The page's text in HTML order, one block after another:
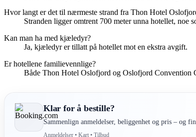
Hvor langt er det til nærmeste strand fra Thon Hotel
Stranden ligger omtrent 700 meter unna hotellet, noe
Kan man ha med kjæledyr?
Ja, kjæledyr er tillatt på hotellet mot en ekstra avgift.
Er hotellene familievennlige?
Både Thon Hotel Oslofjord og Oslofjord Convention
Klar for å bestille?
Sammenlign anmeldelser, beliggenhet og pris – og
Anmeldelser • Kart • Tilbud